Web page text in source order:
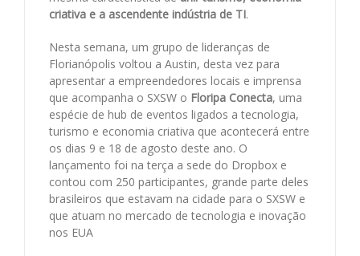
criativa e a ascendente indústria de TI.
Nesta semana, um grupo de lideranças de
Florianópolis voltou a Austin, desta vez para
apresentar a empreendedores locais e imprensa
que acompanha o SXSW o Floripa Conecta, uma
espécie de hub de eventos ligados a tecnologia,
turismo e economia criativa que acontecerá entre
os dias 9 e 18 de agosto deste ano. O
lançamento foi na terça a sede do Dropbox e
contou com 250 participantes, grande parte deles
brasileiros que estavam na cidade para o SXSW e
que atuam no mercado de tecnologia e inovação
nos EUA